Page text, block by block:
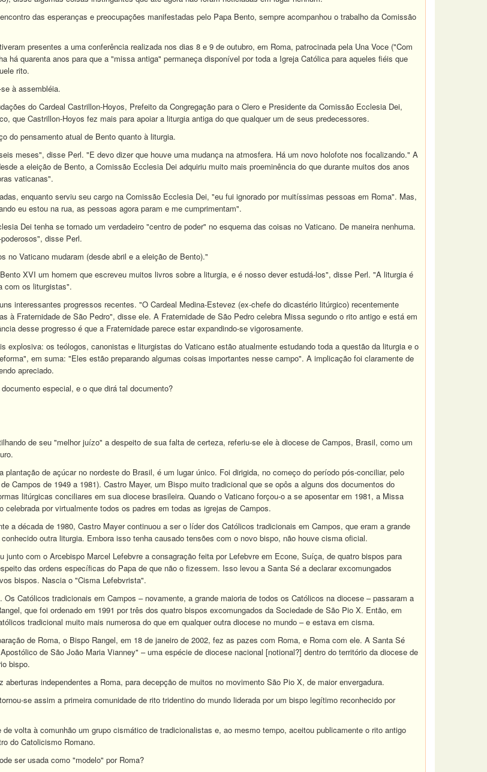
das esperanças e preocupações manifestadas pelo Papa Bento, sempre acompanhou o trabalho da Comissão
presentes a uma conferência realizada nos dias 8 e 9 de outubro, em Roma, patrocinada pela Una Voce ("Com
há quarenta anos para que a "missa antiga" permaneça disponível por toda a Igreja Católica para aqueles fiéis que
rito.
à assembléia.
do Cardeal Castrillon-Hoyos, Prefeito da Congregação para o Clero e Presidente da Comissão Ecclesia Dei,
que Castrillon-Hoyos fez mais para apoiar a liturgia antiga do que qualquer um de seus predecessores.
do pensamento atual de Bento quanto à liturgia.
meses", disse Perl. "E devo dizer que houve uma mudança na atmosfera. Há um novo holofote nos focalizando." A
a eleição de Bento, a Comissão Ecclesia Dei adquiriu muito mais proeminência do que durante muitos dos anos
vaticanas".
enquanto serviu seu cargo na Comissão Ecclesia Dei, "eu fui ignorado por muitíssimas pessoas em Roma". Mas,
eu estou na rua, as pessoas agora param e me cumprimentam".
Dei tenha se tornado um verdadeiro "centro de poder" no esquema das coisas no Vaticano. De maneira nenhuma.
disse Perl.
no Vaticano mudaram (desde abril e a eleição de Bento)."
XVI um homem que escreveu muitos livros sobre a liturgia, e é nosso dever estudá-los", disse Perl. "A liturgia é
com os liturgistas".
interessantes progressos recentes. "O Cardeal Medina-Estevez (ex-chefe do dicastério litúrgico) recentemente
à Fraternidade de São Pedro", disse ele. A Fraternidade de São Pedro celebra Missa segundo o rito antigo e está em
desse progresso é que a Fraternidade parece estar expandindo-se vigorosamente.
explosiva: os teólogos, canonistas e liturgistas do Vaticano estão atualmente estudando toda a questão da liturgia e o
em suma: "Eles estão preparando algumas coisas importantes nesse campo". A implicação foi claramente de
apreciado.
especial, e o que dirá tal documento?
de seu "melhor juízo" a despeito de sua falta de certeza, referiu-se ele à diocese de Campos, Brasil, como um
plantação de açúcar no nordeste do Brasil, é um lugar único. Foi dirigida, no começo do período pós-conciliar, pelo
Campos de 1949 a 1981). Castro Mayer, um Bispo muito tradicional que se opôs a alguns dos documentos do
litúrgicas conciliares em sua diocese brasileira. Quando o Vaticano forçou-o a se aposentar em 1981, a Missa
celebrada por virtualmente todos os padres em todas as igrejas de Campos.
a década de 1980, Castro Mayer continuou a ser o líder dos Católicos tradicionais em Campos, que eram a grande
outra liturgia. Embora isso tenha causado tensões com o novo bispo, não houve cisma oficial.
junto com o Arcebispo Marcel Lefebvre a consagração feita por Lefebvre em Econe, Suíça, de quatro bispos para
das ordens específicas do Papa de que não o fizessem. Isso levou a Santa Sé a declarar excomungados
bispos. Nascia o "Cisma Lefebvrista".
Os Católicos tradicionais em Campos – novamente, a grande maioria de todos os Católicos na diocese – passaram a
que foi ordenado em 1991 por três dos quatro bispos excomungados da Sociedade de São Pio X. Então, em
tradicional muito mais numerosa do que em qualquer outra diocese no mundo – e estava em cisma.
de Roma, o Bispo Rangel, em 18 de janeiro de 2002, fez as pazes com Roma, e Roma com ele. A Santa Sé
de São João Maria Vianney" – uma espécie de diocese nacional [notional?] dentro do território da diocese de
bispo.
aberturas independentes a Roma, para decepção de muitos no movimento São Pio X, de maior envergadura.
se assim a primeira comunidade de rito tridentino do mundo liderada por um bispo legítimo reconhecido por
volta à comunhão um grupo cismático de tradicionalistas e, ao mesmo tempo, aceitou publicamente o rito antigo
do Catolicismo Romano.
ser usada como "modelo" por Roma?